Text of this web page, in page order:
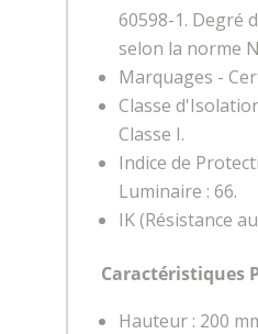
60598-1. Degré
selon la norme
Marquages -
Classe
Classe I.
Indice de
Luminaire : 66.
IK (Résistance
Caractéristiques
Hauteur : 200